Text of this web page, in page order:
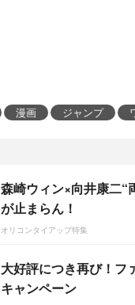
漫画 ジャンプ
森崎ウィン×向井康二“
が止まらん！
オリコンタイアップ特集
大好評につき再び！フ
キャンペーン